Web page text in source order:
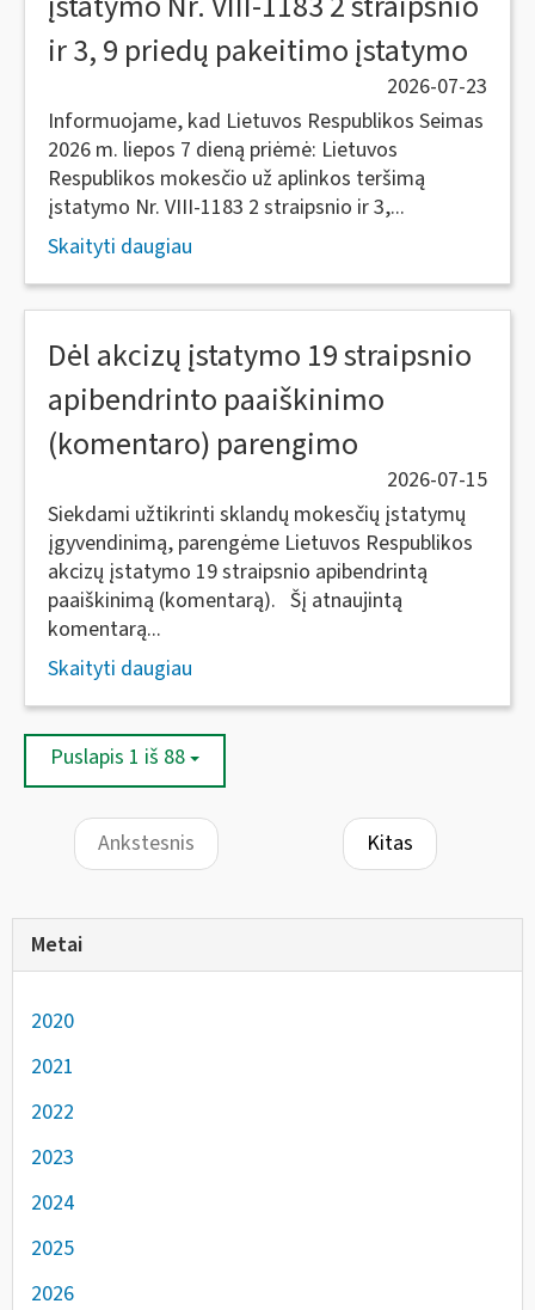
ir 3, 9 priedų pakeitimo įstatymo
2026-07-23
Informuojame, kad Lietuvos Respublikos Seimas
2026 m. liepos 7 dieną priėmė: Lietuvos
Respublikos mokesčio už aplinkos teršimą
įstatymo Nr. VIII-1183 2 straipsnio ir 3,...
Skaityti daugiau
Dėl akcizų įstatymo 19 straipsnio
apibendrinto paaiškinimo
(komentaro) parengimo
2026-07-15
Siekdami užtikrinti sklandų mokesčių įstatymų
įgyvendinimą, parengėme Lietuvos Respublikos
akcizų įstatymo 19 straipsnio apibendrintą
paaiškinimą (komentarą). Šį atnaujintą
komentarą...
Skaityti daugiau
Puslapis 1 iš 88
Ankstesnis Kitas
Metai
2020
2021
2022
2023
2024
2025
2026